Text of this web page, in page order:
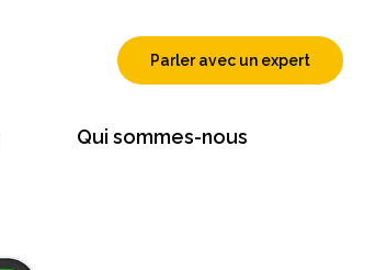
Parler avec un expert
Qui sommes-nous